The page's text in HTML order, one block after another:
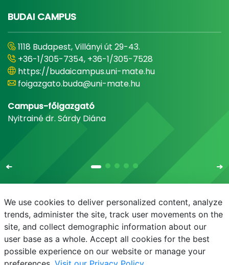
BUDAI CAMPUS
1118 Budapest, Villányi út 29-43.
+36-1/305-7354, +36-1/305-7528
https://budaicampus.uni-mate.hu
foigazgato.buda@uni-mate.hu
Campus-főigazgató
Nyitrainé dr. Sárdy Diána
E-mail Telefonkönyv NEPTUN E-learning
We use cookies to deliver personalized content, analyze
trends, administer the site, track user movements on the
site, and collect demographic information about our
user base as a whole. Accept all cookies for the best
possible experience on our website or manage your